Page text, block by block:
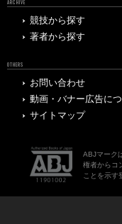
ARCHIVE
競技から探す
著者から探す
OTHERS
お問い合わせ
動画・バナー広告に
サイトマップ
ABJマーク
権者からコ
ことを示す